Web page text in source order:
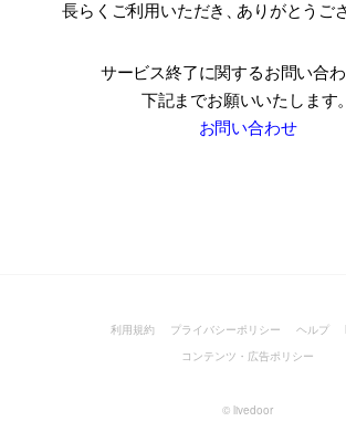
長らくご利用いただき ありがとうご
サービス終了に関するお問い合わ
下記までお願いいたします。
お問い合わせ
利用規約 プライバシーポリシー ヘルプ
コンテンツ・広告ポリシー
© livedoor